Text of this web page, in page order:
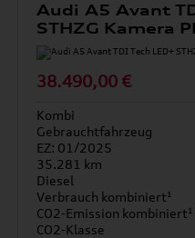
Audi A5 Avant
STHZG Kamera
38.490,00 €
Kombi
Gebrauchtfahrzeug
EZ: 01/2025
35.281 km
Diesel
Verbrauch kombiniert¹
CO2-Emission kombiniert¹
CO2-Klasse